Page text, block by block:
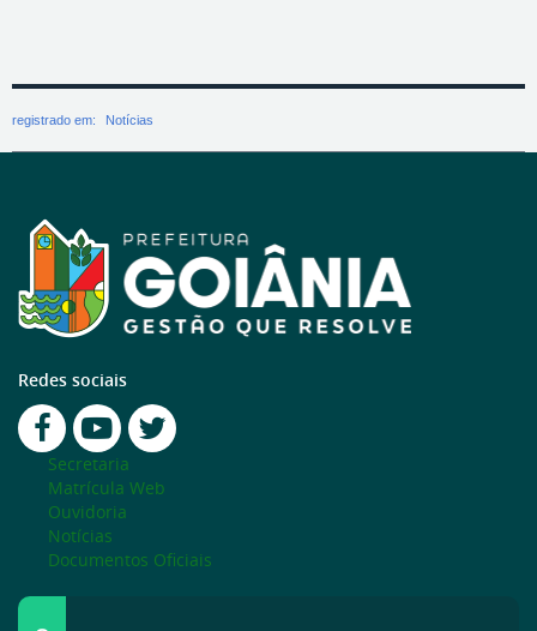
registrado em: Notícias
Redes sociais
Secretaria
Matrícula Web
Ouvidoria
Notícias
Documentos Oficiais